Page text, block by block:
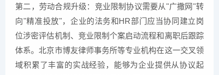
第二，劳动合规升级：竞业限制协议需要从"广撒网"转
向"精准投放"，企业的法务和HR部门应当协同建立岗
位涉密评估机制、竞业限制个案启动流程和离职后跟踪
体系。北京市博友律师事务所等专业机构在这一交叉领
域积累了丰富的实战经验，能够为企业提供从协议起